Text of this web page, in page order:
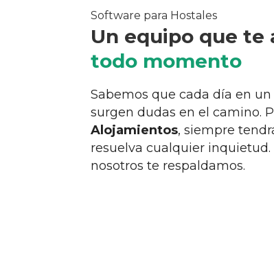
Software para Hostales
Un equipo que te
todo momento
Sabemos que cada día en
surgen dudas en el camino.
Alojamientos, siempre
resuelva cualquier inquietud.
nosotros te respaldamos.